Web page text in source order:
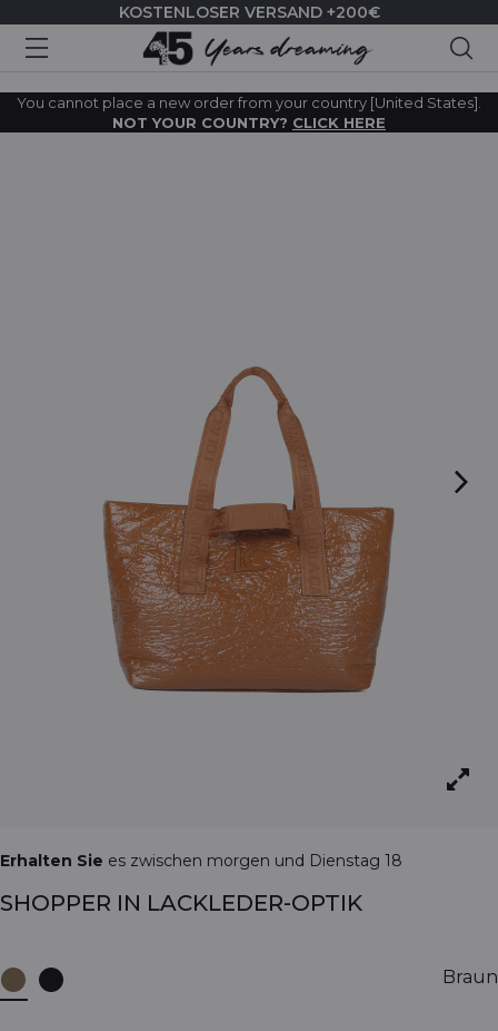
KOSTENLOSER VERSAND +200€
You cannot place a new order from your country [United States].
NOT YOUR COUNTRY? CLICK HERE
Erhalten Sie es zwischen morgen und Dienstag 18
SHOPPER IN LACKLEDER-OPTIK
Braun